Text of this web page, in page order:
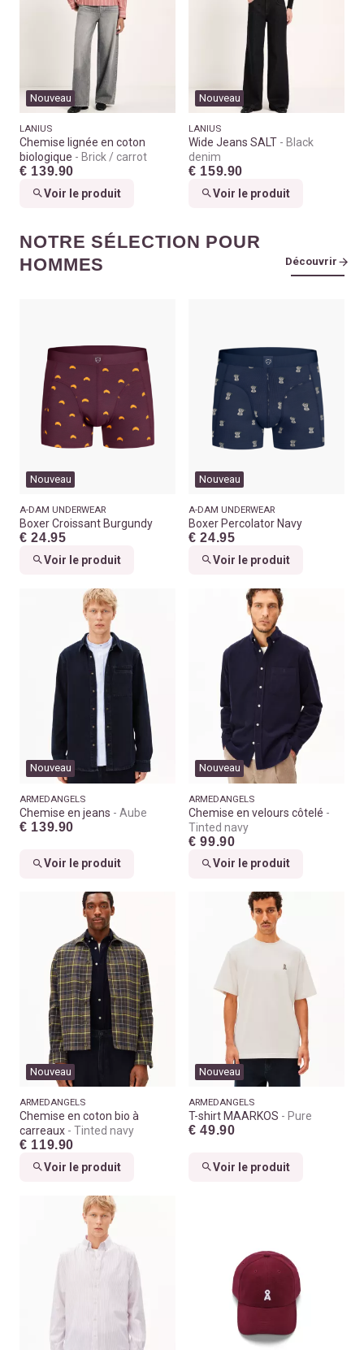
Nouveau
LANIUS
Chemise lignée en coton
biologique
Brick / carrot
€ 139.90
Voir le produit
Nouveau
LANIUS
Wide Jeans SALT
Black
denim
€ 159.90
Voir le produit
NOTRE SÉLECTION POUR
HOMMES
Découvrir
Nouveau
A-DAM UNDERWEAR
Boxer Croissant Burgundy
€ 24.95
Voir le produit
Nouveau
A-DAM UNDERWEAR
Boxer Percolator Navy
€ 24.95
Voir le produit
Nouveau
ARMEDANGELS
Chemise en jeans Aube
€ 139.90
Voir le produit
Nouveau
ARMEDANGELS
Chemise en velours côtelé
Tinted navy
€ 99.90
Voir le produit
Nouveau
ARMEDANGELS
Chemise en coton bio à
carreaux
Tinted navy
€ 119.90
Voir le produit
Nouveau
ARMEDANGELS
T-shirt MAARKOS Pure
€ 49.90
Voir le produit